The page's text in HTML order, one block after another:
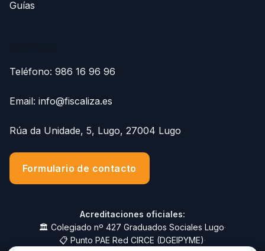
Guías
Teléfono: 986 16 96 96
Email: info@fiscaliza.es
Rúa da Unidade, 5, Lugo, 27004 Lugo
Formulario de contacto
Acreditaciones oficiales:
🏛️ Colegiado nº 427 Graduados Sociales Lugo·
📋 Punto PAE Red CIRCE (DGEIPYME)·